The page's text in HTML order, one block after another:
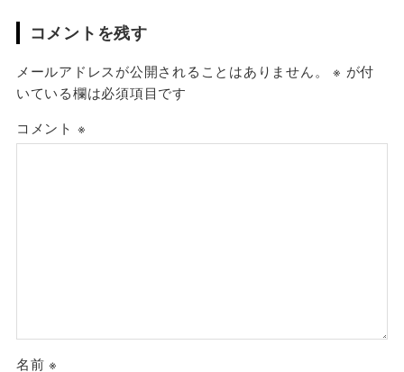
コメントを残す
メールアドレスが公開されることはありません。 ※ が付
いている欄は必須項目です
コメント ※
名前※